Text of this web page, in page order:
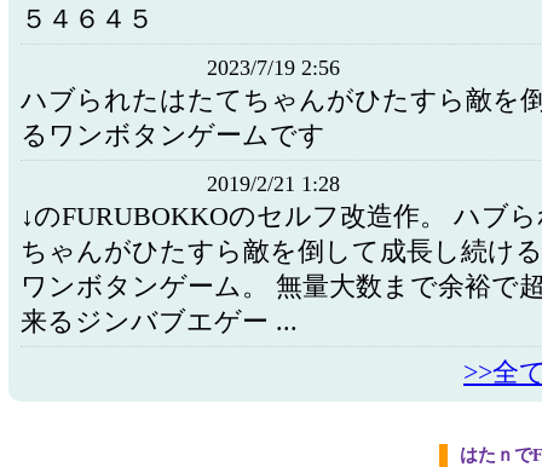
５４６４５
2023/7/19 2:56
ハブられたはたてちゃんがひたすら敵を
るワンボタンゲームです
2019/2/21 1:28
↓のFURUBOKKOのセルフ改造作。 ハブ
ちゃんがひたすら敵を倒して成長し続け
ワンボタンゲーム。 無量大数まで余裕で
来るジンバブエゲー ...
>>全
はたｎで